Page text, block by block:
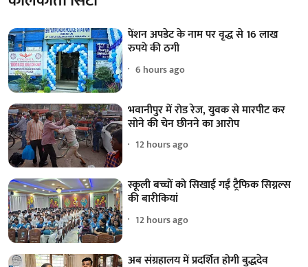
पेंशन अपडेट के नाम पर वृद्ध से 16 लाख
रुपये की ठगी
6 hours ago
भवानीपुर में रोड रेज, युवक से मारपीट कर
सोने की चेन छीनने का आरोप
12 hours ago
स्कूली बच्चों को सिखाई गईं ट्रैफिक सिग्नल्स
की बारीकियां
12 hours ago
अब संग्रहालय में प्रदर्शित होगी बुद्धदेव